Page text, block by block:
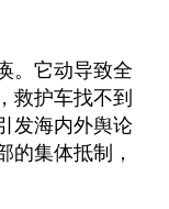
。它动导致全
救护车找不到
发海内外舆论
的集体抵制，